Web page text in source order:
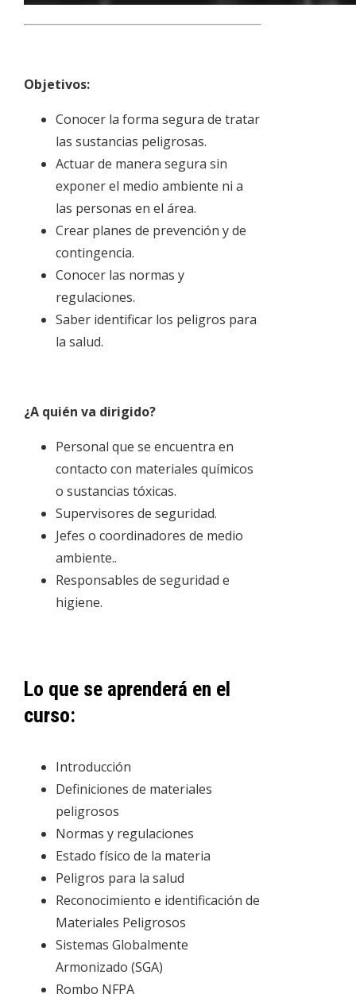
Objetivos:
Conocer la forma segura de tratar
las sustancias peligrosas.
Actuar de manera segura sin
exponer el medio ambiente ni a
las personas en el área.
Crear planes de prevención y de
contingencia.
Conocer las normas y
regulaciones.
Saber identificar los peligros para
la salud.
¿A quién va dirigido?
Personal que se encuentra en
contacto con materiales químicos
o sustancias tóxicas.
Supervisores de seguridad.
Jefes o coordinadores de medio
ambiente..
Responsables de seguridad e
higiene.
Lo que se aprenderá en el
curso:
Introducción
Definiciones de materiales
peligrosos
Normas y regulaciones
Estado físico de la materia
Peligros para la salud
Reconocimiento e identificación de
Materiales Peligrosos
Sistemas Globalmente
Armonizado (SGA)
Rombo NFPA